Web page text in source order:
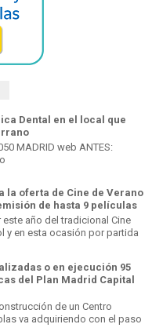
Dental en el local que
MADRID web ANTES:
la oferta de Cine de Verano
de hasta 9 películas
año del tradicional Cine
y en esta ocasión por partida
o en ejecución 95
del Plan Madrid Capital
de un Centro
va adquiriendo con el paso